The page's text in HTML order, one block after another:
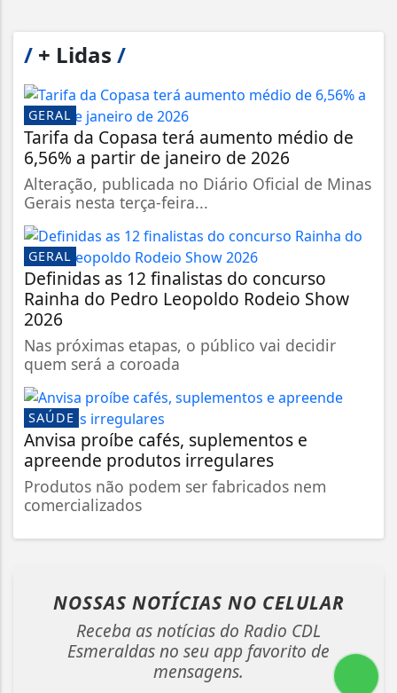
/ + Lidas /
GERAL
Tarifa da Copasa terá aumento médio de
6,56% a partir de janeiro de 2026
Alteração, publicada no Diário Oficial de Minas
Gerais nesta terça-feira...
GERAL
Definidas as 12 finalistas do concurso
Rainha do Pedro Leopoldo Rodeio Show
2026
Nas próximas etapas, o público vai decidir
quem será a coroada
SAÚDE
Anvisa proíbe cafés, suplementos e
apreende produtos irregulares
Produtos não podem ser fabricados nem
comercializados
NOSSAS NOTÍCIAS NO CELULAR
Receba as notícias do Radio CDL
Esmeraldas no seu app favorito de
mensagens.